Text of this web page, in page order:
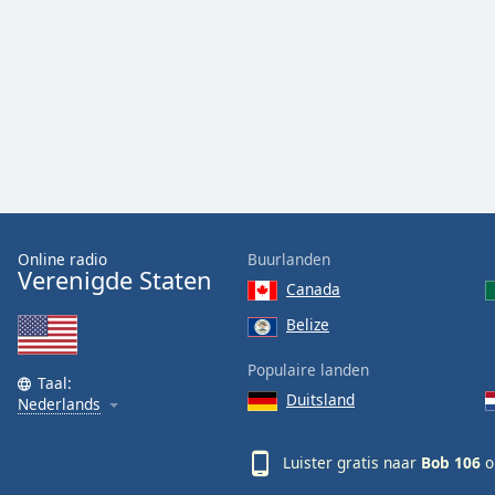
window.
dialog
window.
Escape
will
Online radio
Verenigde Staten
Taal:
Nederlands
Buurlanden
Canada
Belize
Populaire landen
Duitsland
Luister gratis naar Bob 106